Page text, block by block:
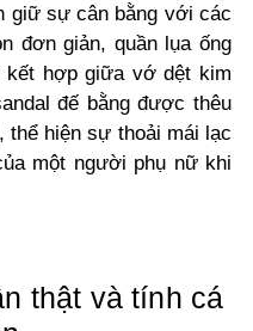
giữ sự cân bằng với các
đơn giản, quần lụa ống
hợp giữa vớ dệt kim
đế bằng được thêu
thể hiện sự thoải mái lạc
một người phụ nữ khi
thật và tính cá